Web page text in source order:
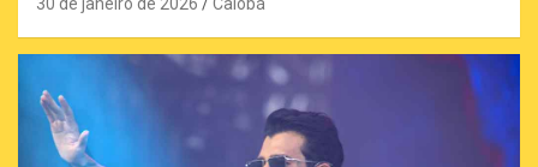
30 de janeiro de 2026 Caiobá